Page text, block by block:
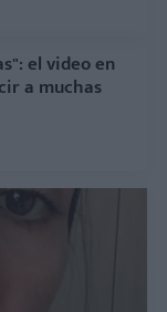
el video en
a muchas